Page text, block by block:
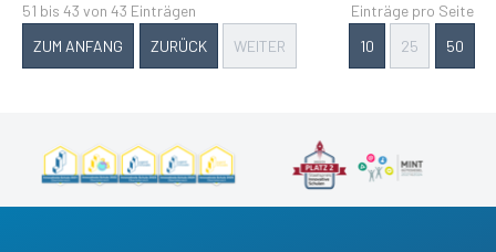
51 bis 43 von 43 Einträgen
ZUM ANFANG
ZURÜCK WEITER
Einträge pro Seite
10
25 50